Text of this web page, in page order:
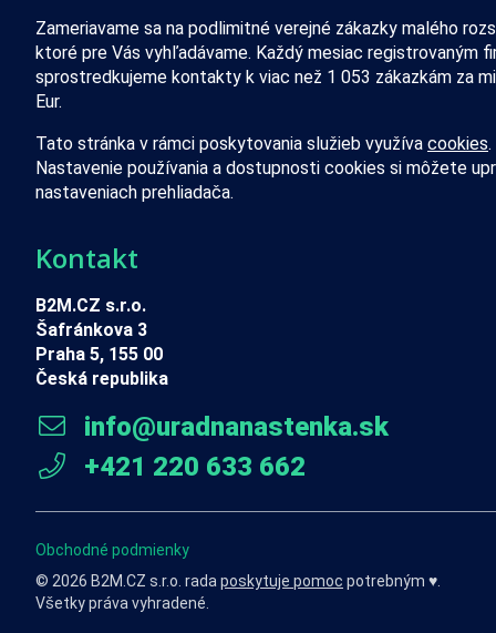
Zameriavame sa na podlimitné verejné zákazky malého
ktoré pre Vás vyhľadávame. Každý mesiac registrovaným
sprostredkujeme kontakty k viac než 1 053 zákazkám za
Eur.
Tato stránka v rámci poskytovania služieb využíva cookies.
Nastavenie používania a dostupnosti cookies si môžete
nastaveniach prehliadača.
Kontakt
B2M.CZ s.r.o.
Šafránkova 3
Praha 5, 155 00
Česká republika
info@uradnanastenka.sk
+421 220 633 662
Obchodné podmienky
© 2026 B2M.CZ s.r.o. rada poskytuje pomoc potrebným ♥️.
Všetky práva vyhradené.